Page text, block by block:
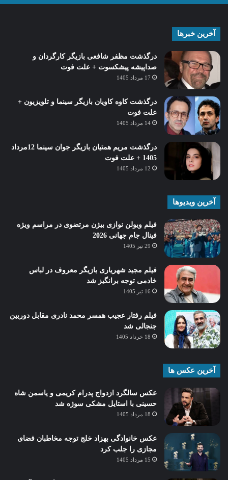
آخرین خبرها
درگذشت مظفر شافعی بازیگر کارگردان و
صداپیشه پیشکسوت + علت فوت
17 مرداد 1405
درگذشت کاوه کاویان بازیگر سینما و تلویزیون +
علت فوت
14 مرداد 1405
درگذشت مریم همتیان بازیگر جوان سینما 12مرداد
1405 + علت فوت
12 مرداد 1405
آخرین ویدیوها
فیلم ویولن نوازی بیژن مرتضوی در مراسم ویژه
فینال جام جهانی 2026
29 تیر 1405
فیلم مجید شهریاری بازیگر معروف در لباس
خادمی توجه برانگیز شد
16 تیر 1405
فیلم رفتار عجیب همسر محمد نادری مقابل دوربین
جنجالی شد
18 خرداد 1405
آخرین عکس ها
عکس سالگرد ازدواج پدرام کریمی و یاسمن شاه‌
حسینی با استایل مشکی سوژه شد
18 مرداد 1405
عکس خانوادگی بهزاد خلج توجه مخاطبان فضای
مجازی را جلب کرد
15 مرداد 1405